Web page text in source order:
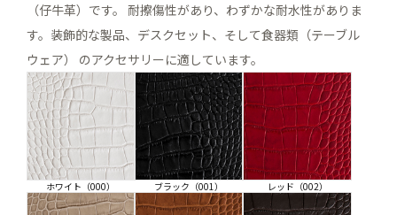
（仔牛革）です。 耐擦傷性があり、わずかな耐水性がありま
す。装飾的な製品、デスクセット、そして食器類（テーブル
ウェア） のアクセサリーに適しています。
ホワイト（000） ブラック（001） レッド（002）